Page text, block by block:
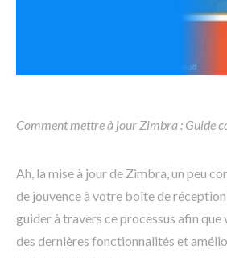
Comment mettre à jour Zimbra : Guide
Ah, la mise à jour de Zimbra, un peu
de jouvence à votre boîte de réception
guider à travers ce processus afin
des dernières fonctionnalités et